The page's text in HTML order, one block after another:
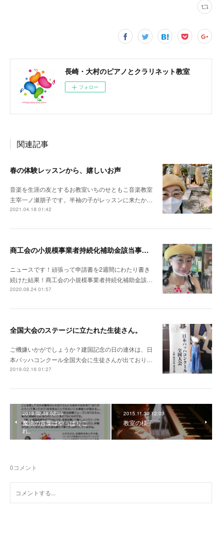
長崎・大村のピアノとクラリネット教室
フォロー
関連記事
春の体験レッスンから、嬉しいお声
音楽を生涯の友とするお教室いちのせともこ音楽教室
主宰一ノ瀬朋子です。半袖の子がレッスンに来たか…
2021.04.18 01:42
商工会の小規模事業者持続化補助金該当事業所認定をいただいたピアノ・クラリネット 教室です。
ニュースです！頑張って申請書を2週間にわたり書き
続けた結果！商工会の小規模事業者持続化補助金該…
2020.08.24 01:57
全国大会のステージに立たれた生徒さん。
ご機嫌いかがでしょうか？建国記念の日の連休は、日
本バッハコンクール全国大会に生徒さんが出ており…
2019.02.16 01:27
2019.02.08 02:05
魔法の言葉はやっぱりこ
れ。
2015.11.30 12:03
教室の様子
0コメント